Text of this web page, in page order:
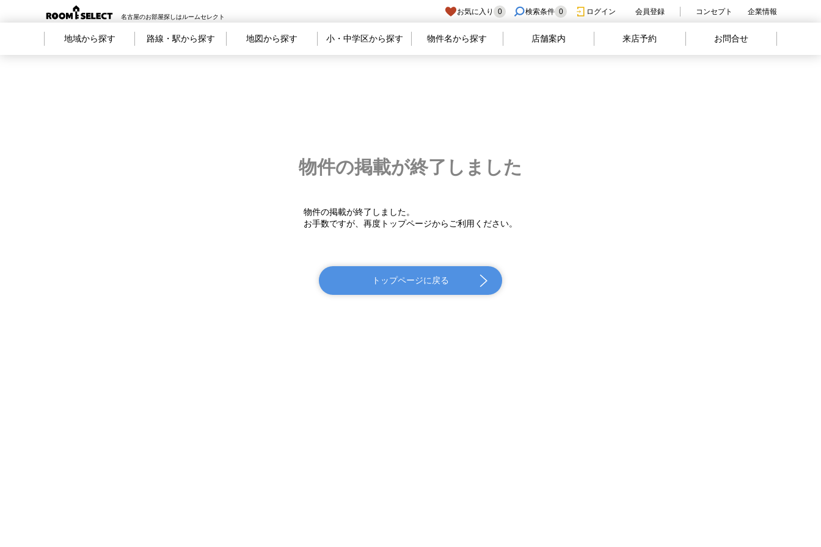
名古屋のお部屋探しはルームセレクト
お気に入り 0 検索条件 0 ログイン 会員登録 コンセプト 企業情報
地域から探す 路線・駅から探す 地図から探す 小・中学区から探す 物件名から探す 店舗案内 来店予約 お問合せ
物件の掲載が終了しました
物件の掲載が終了しました。
お手数ですが、再度トップページからご利用ください。
トップページに戻る